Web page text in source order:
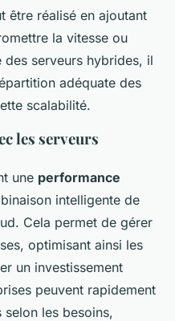
être réalisé en ajoutant
la vitesse ou
des serveurs hybrides, il
adéquate des
scalabilité.
les serveurs
une performance
intelligente de
Cela permet de gérer
optimisant ainsi les
un investissement
peuvent rapidement
les besoins,